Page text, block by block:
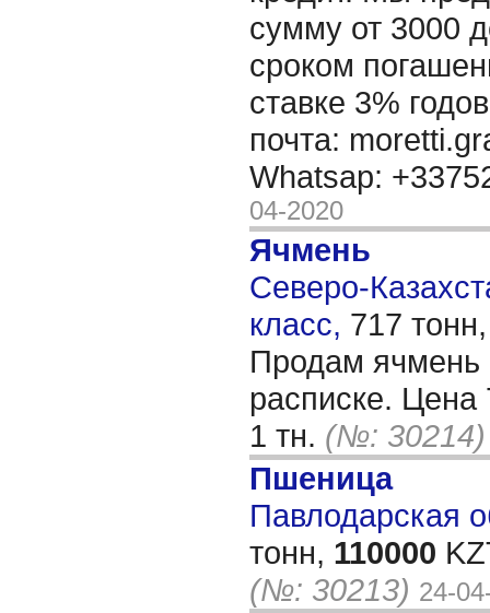
сумму от 3000
сроком
ставке 3%
почта:
Whatsap:
04-2020
Ячмень
Северо-
класс, 717
Продам ячмень
расписке.
1 тн. (№: 30214)
Пшеница
Павлодарская
тонн, 110000
(№: 30213) 24-